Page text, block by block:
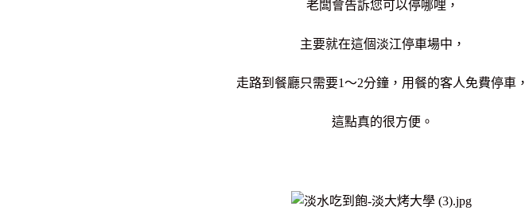
老闆會告訴您可以停哪哩，
主要就在這個淡江停車場中，
走路到餐廳只需要1～2分鐘，用餐的客人免費停車，
這點真的很方便。